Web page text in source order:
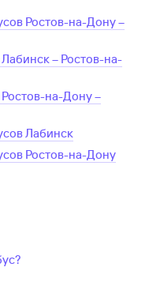
Ростов-на-Дону–
Лабинск– Ростов-на-
Ростов-на-Дону–
Лабинск
Ростов-на-Дону